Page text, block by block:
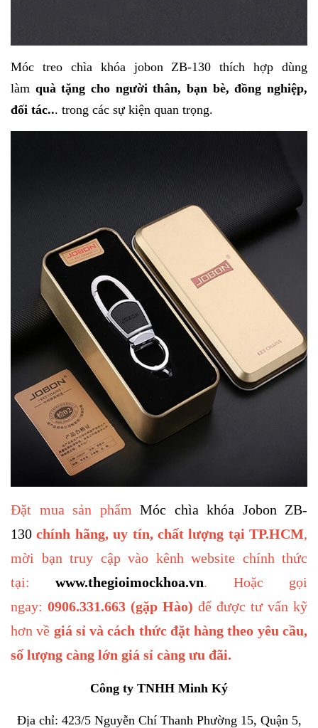
Móc treo chìa khóa jobon ZB-130 thích hợp dùng
làm quà tặng cho người thân, bạn bè, đồng nghiệp,
đối tác... trong các sự kiện quan trọng.
Đặt mua sản phẩm Móc chìa khóa Jobon ZB-
130 chính hãng, uy tín, chất lượng tại TP.HCM,
mời bạn truy cập vào kênh website chính thức
tại:www.thegioimockhoa.vn. Hoặc gọi
ngay: 0906.331.663 (gặp Hào) để được tư vấn kỹ
hơn về giá sỉ và cách thức đặt hàng theo yêu cầu,
số lượng càng lớn giá sỉ càng ưu đãi.
Công ty TNHH Minh Ký
Địa chỉ: 423/5 Nguyễn Chí Thanh Phường 15, Quận 5,